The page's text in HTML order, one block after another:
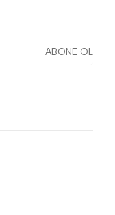
ABONE OL